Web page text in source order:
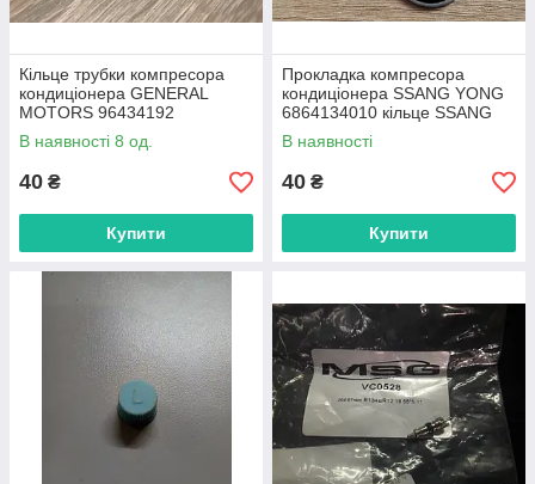
Кільце трубки компресора
кондиціонера GENERAL
MOTORS 96434192
CHEVROLET AVEO
В наявності 8 од.
40 ₴
Купити
Прокладка компресора
кондиціонера SSANG YONG
6864134010 кільце SSANG
YONG
В наявності
40 ₴
Купити